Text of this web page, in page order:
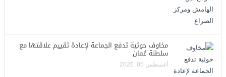
مخاوف حوثية تدفع الجماعة لإعادة تقييم علاقتها مع
سلطنة عُمان
أغسطس 05, 2026